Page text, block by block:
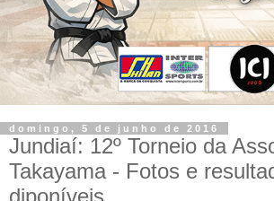
domingo, 5 de junho de 2016
Jundiaí: 12º Torneio da
Takayama - Fotos e
diponíveis